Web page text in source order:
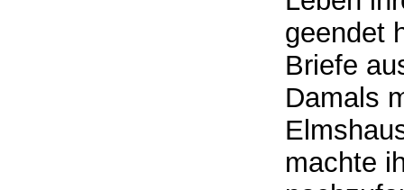
geendet
Briefe
Damals
machte